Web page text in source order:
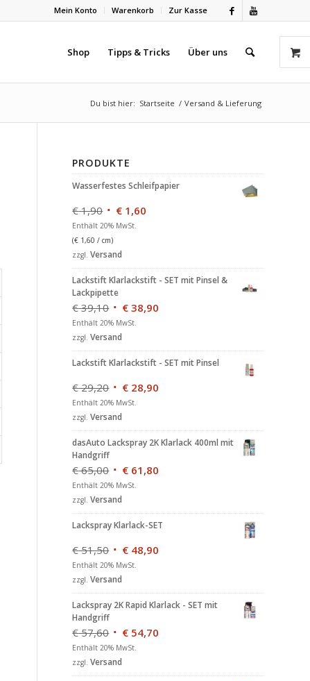
Mein Konto Warenkorb Zur Kasse
Shop Tipps & Tricks Über uns
Du bist hier: Startseite / Versand & Lieferung
PRODUKTE
Wasserfestes Schleifpapier
€1,90 € 1,60
Enthält 20% MwSt.
(€ 1,60 / cm)
zzgl.Versand
Lackstift Klarlackstift - SET mit Pinsel &
Lackpipette
€39,10 € 38,90
Enthält 20% MwSt.
zzgl.Versand
Lackstift Klarlackstift - SET mit Pinsel
€29,20 € 28,90
Enthält 20% MwSt.
zzgl.Versand
dasAuto Lackspray 2K Klarlack 400ml mit
Handgriff
€65,00 € 61,80
Enthält 20% MwSt.
zzgl.Versand
Lackspray Klarlack-SET
€51,50 € 48,90
Enthält 20% MwSt.
zzgl.Versand
Lackspray 2K Rapid Klarlack - SET mit
Handgriff
€57,60 € 54,70
Enthält 20% MwSt.
zzgl.Versand